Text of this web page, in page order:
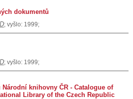
dokumentů
; vyšlo: 1999;
; vyšlo: 1999;
knihovny ČR - Catalogue of
Library of the Czech Republic